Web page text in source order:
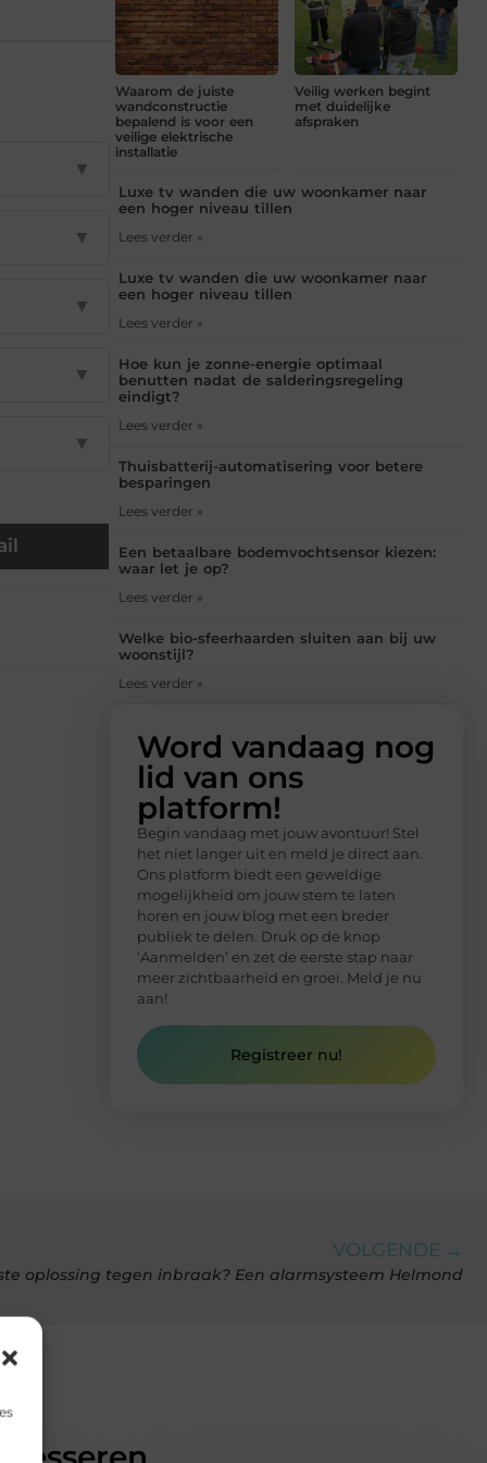
▼
▼
▼
▼
▼
Waarom de juiste
wandconstructie
bepalend is voor een
veilige elektrische
installatie
Veilig werken begint
met duidelijke
afspraken
Luxe tv wanden die uw woonkamer naar
een hoger niveau tillen
Lees verder »
Luxe tv wanden die uw woonkamer naar
een hoger niveau tillen
Lees verder »
Hoe kun je zonne-energie optimaal
benutten nadat de salderingsregeling
eindigt?
Lees verder »
Thuisbatterij-automatisering voor betere
besparingen
Lees verder »
Een betaalbare bodemvochtsensor kiezen:
waar let je op?
Lees verder »
Welke bio-sfeerhaarden sluiten aan bij uw
woonstijl?
Lees verder »
Word vandaag nog
lid van ons
platform!
Begin vandaag met jouw avontuur! Stel
het niet langer uit en meld je direct aan.
Ons platform biedt een geweldige
mogelijkheid om jouw stem te laten
horen en jouw blog met een breder
publiek te delen. Druk op de knop
‘Aanmelden’ en zet de eerste stap naar
meer zichtbaarheid en groei. Meld je nu
aan!
Registreer nu!
VOLGENDE →
oplossing tegen inbraak? Een alarmsysteem Helmond